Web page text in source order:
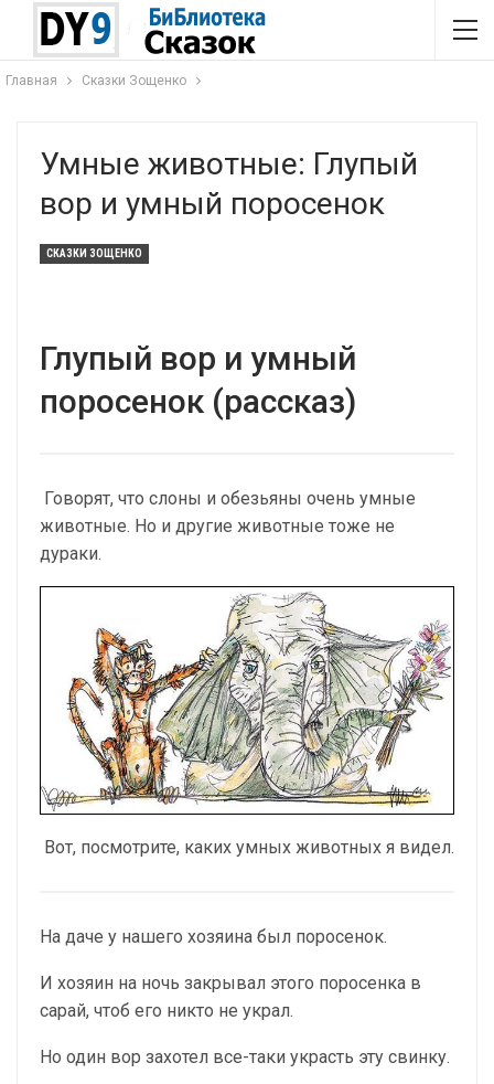
Главная Сказки Зощенко
Умные животные: Глупый
вор и умный поросенок
СКАЗКИ ЗОЩЕНКО
Глупый вор и умный
поросенок (рассказ)
Говорят, что слоны и обезьяны очень умные
животные. Но и другие животные тоже не
дураки.
Вот, посмотрите, каких умных животных я видел.
На даче у нашего хозяина был поросенок.
И хозяин на ночь закрывал этого поросенка в
сарай, чтоб его никто не украл.
Но один вор захотел все-таки украсть эту свинку.